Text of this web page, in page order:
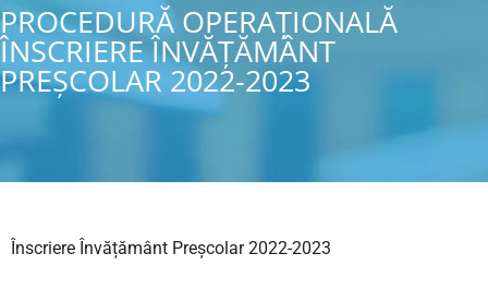
PROCEDURĂ OPERAȚIONALĂ
ÎNSCRIERE ÎNVĂȚĂMÂNT
PREȘCOLAR 2022-2023
Înscriere Învățământ Preșcolar 2022-2023